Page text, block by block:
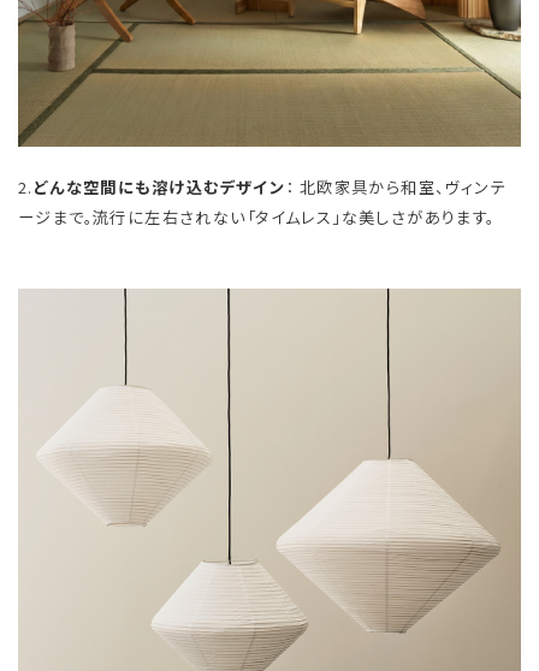
2. どんな空間にも溶け込むデザイン ： 北欧家具から和室、ヴィンテ
ージまで。流行に左右されない「タイムレス」な美しさがあります。